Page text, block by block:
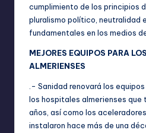
cumplimiento de los principios
pluralismo político, neutralidad
fundamentales en los medios
MEJORES EQUIPOS PARA
ALMERIENSES
.- Sanidad renovará los
los hospitales almerienses que
años, así como los
instalaron hace más de una